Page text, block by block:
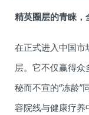
精英圈层的青睐，
在正式进入中国市
层。它不仅赢得
秘而不宣的“冻龄”
容院线与健康疗养